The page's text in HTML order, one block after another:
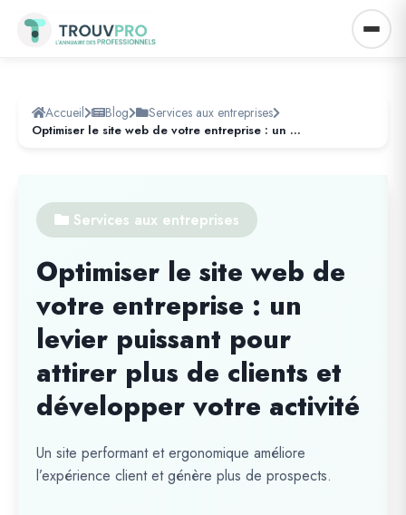
Accueil Blog Services aux entreprises
Optimiser le site web de votre entreprise : un levier puissant pour attirer plus de clients et développer votre activité
Services aux entreprises
Optimiser le site web de
votre entreprise : un
levier puissant pour
attirer plus de clients et
développer votre activité
Un site performant et ergonomique améliore
l’expérience client et génère plus de prospects.